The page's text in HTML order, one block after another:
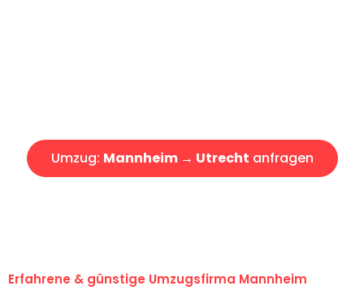
Umzug: Mannheim → Utrecht anfragen
Erfahrene & günstige Umzugsfirma Mannheim